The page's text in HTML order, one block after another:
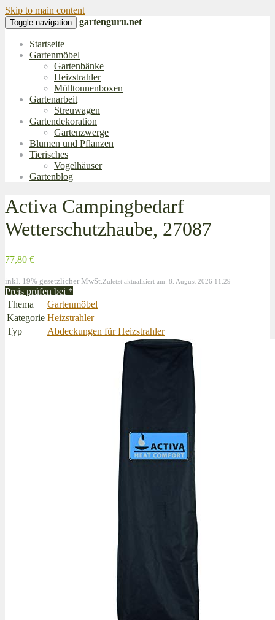
Skip to main content
Toggle navigation gartenguru.net
Startseite
Gartenmöbel
Gartenbänke
Heizstrahler
Mülltonnenboxen
Gartenarbeit
Streuwagen
Gartendekoration
Gartenzwerge
Blumen und Pflanzen
Tierisches
Vogelhäuser
Gartenblog
Activa Campingbedarf
Wetterschutzhaube, 27087
77,80 €
inkl. 19% gesetzlicher MwSt. Zuletzt aktualisiert am: 8. August 2026 11:29
Preis prüfen bei *
Thema
Gartenmöbel
Kategorie Heizstrahler
Typ
Abdeckungen für Heizstrahler